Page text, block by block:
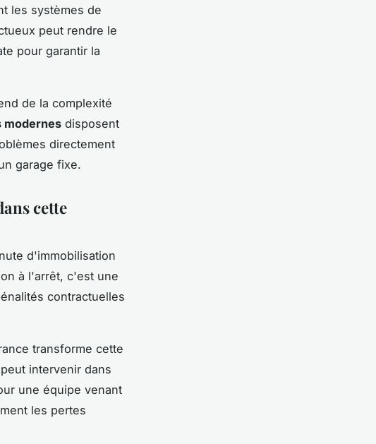
les systèmes de
peut rendre le
pour garantir la
de la complexité
modernes disposent
directement
garage fixe.
cette
d'immobilisation
à l'arrêt, c'est une
contractuelles
transforme cette
intervenir dans
une équipe venant
les pertes